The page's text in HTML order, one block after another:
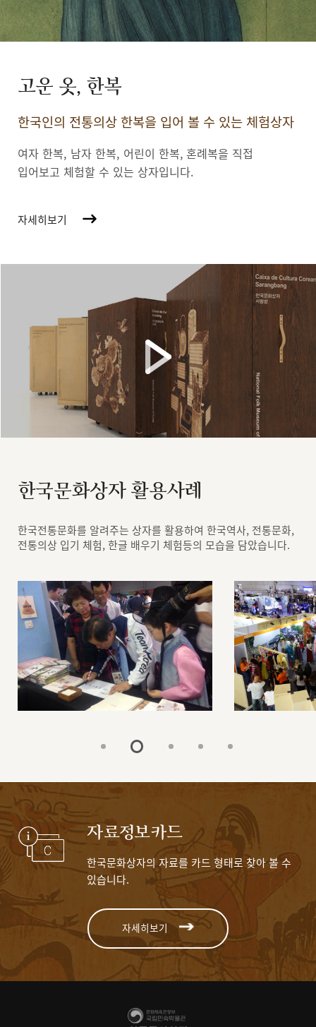
고운 옷, 한복
한국인의 전통의상 한복을 입어 볼 수 있는 체험상자
여자 한복, 남자 한복, 어린이 한복, 혼례복을 직접
입어보고 체험할 수 있는 상자입니다.
자세히보기
한국문화상자 활용사례
한국전통문화를 알려주는 상자를 활용하여 한국역사, 전통문화,
전통의상 입기 체험, 한글 배우기 체험등의 모습을 담았습니다.
자료정보카드
한국문화상자의 자료를 카드 형태로 찾아 볼 수
있습니다.
자세히보기